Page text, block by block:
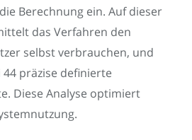
Berechnung ein. Auf dieser
das Verfahren den
selbst verbrauchen, und
präzise definierte
Diese Analyse optimiert